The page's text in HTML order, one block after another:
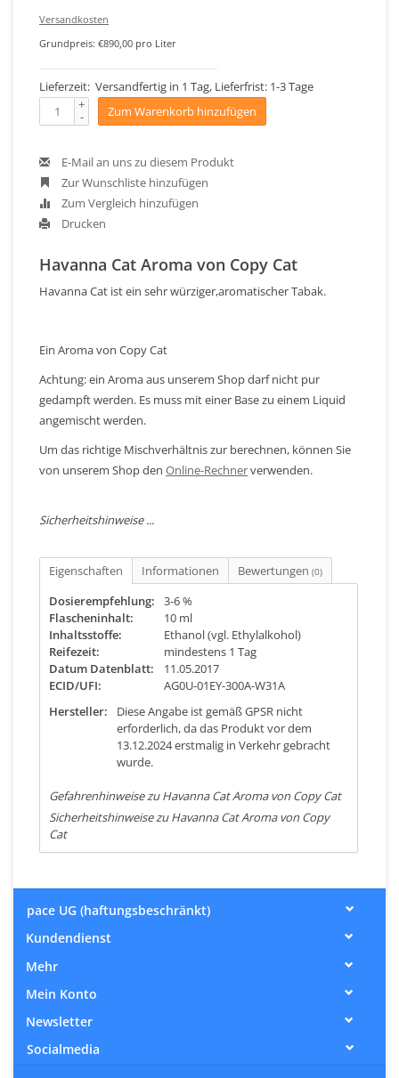
Versandkosten
Grundpreis: €890,00 pro Liter
Lieferzeit: Versandfertig in 1 Tag, Lieferfrist: 1-3 Tage
+
- Zum Warenkorb hinzufügen
E-Mail an uns zu diesem Produkt
Zur Wunschliste hinzufügen
Zum Vergleich hinzufügen
Drucken
Havanna Cat Aroma von Copy Cat
Havanna Cat ist ein sehr würziger,aromatischer Tabak.
Ein Aroma von Copy Cat
Achtung: ein Aroma aus unserem Shop darf nicht pur
gedampft werden. Es muss mit einer Base zu einem Liquid
angemischt werden.
Um das richtige Mischverhältnis zur berechnen, können Sie
von unserem Shop den Online-Rechnerverwenden.
Sicherheitshinweise ...
Eigenschaften Informationen Bewertungen (0)
Dosierempfehlung:
3-6 %
Flascheninhalt:
10 ml
Inhaltsstoffe:
Ethanol (vgl. Ethylalkohol)
Reifezeit:
mindestens 1 Tag
Datum Datenblatt:
11.05.2017
ECID/UFI:
AG0U-01EY-300A-W31A
Hersteller:
Diese Angabe ist gemäß GPSR nicht
erforderlich, da das Produkt vor dem
13.12.2024 erstmalig in Verkehr gebracht
wurde.
Gefahrenhinweise zu Havanna Cat Aroma von Copy Cat
Sicherheitshinweise zu Havanna Cat Aroma von Copy
Cat
pace UG (haftungsbeschränkt)
Kundendienst
Mehr
Mein Konto
Newsletter
Socialmedia